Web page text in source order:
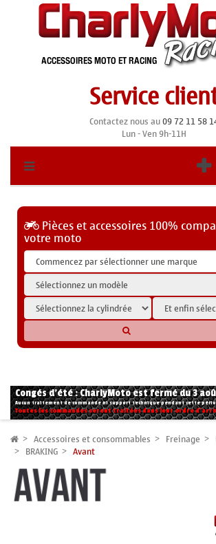
Service
Contactez nous au09 72 11 58
Lun - Ven 9h-11H
Pièces et accessoires 100%
votre moto
Congés d'été : CharlyMoto est fermé du 3
Aucun traitement de commande ni support technique pendant cette
Toutes les commandes seront traitées dans leur ordre
Accessoires et consommables Freinage
BRAKING Avant